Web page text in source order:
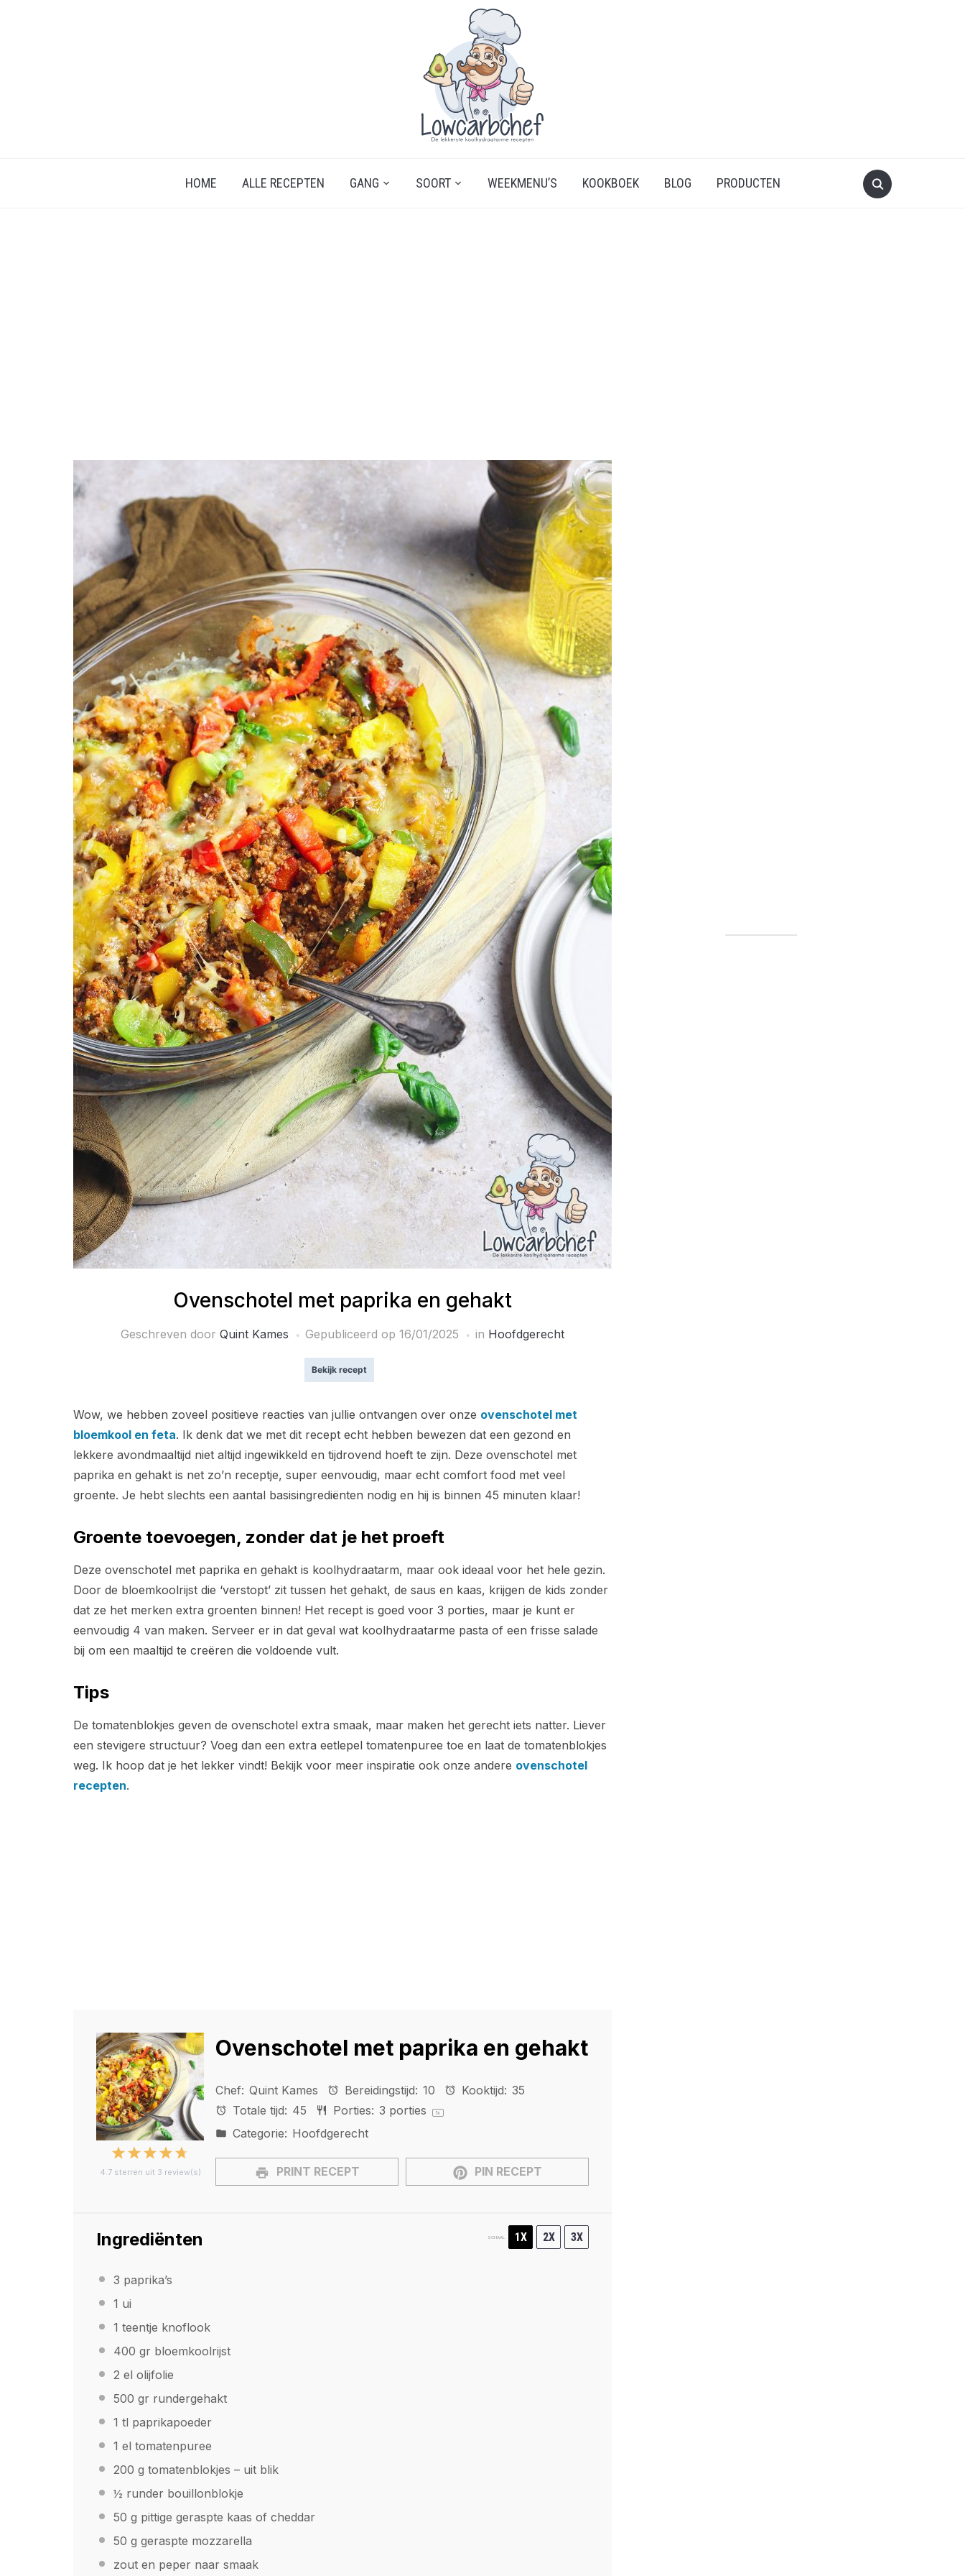
HOME ALLE RECEPTEN GANG SOORT WEEKMENU’S KOOKBOEK BLOG PRODUCTEN
Ovenschotel met paprika en gehakt
Geschreven door Quint Kames Gepubliceerd op 16/01/2025 in Hoofdgerecht
Bekijk recept
Wow, we hebben zoveel positieve reacties van jullie ontvangen over onze ovenschotel met
bloemkool en feta. Ik denk dat we met dit recept echt hebben bewezen dat een gezond en
lekkere avondmaaltijd niet altijd ingewikkeld en tijdrovend hoeft te zijn. Deze ovenschotel met
paprika en gehakt is net zo’n receptje, super eenvoudig, maar echt comfort food met veel
groente. Je hebt slechts een aantal basisingrediënten nodig en hij is binnen 45 minuten klaar!
Groente toevoegen, zonder dat je het proeft
Deze ovenschotel met paprika en gehakt is koolhydraatarm, maar ook ideaal voor het hele gezin.
Door de bloemkoolrijst die ‘verstopt’ zit tussen het gehakt, de saus en kaas, krijgen de kids zonder
dat ze het merken extra groenten binnen! Het recept is goed voor 3 porties, maar je kunt er
eenvoudig 4 van maken. Serveer er in dat geval wat koolhydraatarme pasta of een frisse salade
bij om een maaltijd te creëren die voldoende vult.
Tips
De tomatenblokjes geven de ovenschotel extra smaak, maar maken het gerecht iets natter. Liever
een stevigere structuur? Voeg dan een extra eetlepel tomatenpuree toe en laat de tomatenblokjes
weg. Ik hoop dat je het lekker vindt! Bekijk voor meer inspiratie ook onze andere ovenschotel
recepten.
Ovenschotel met paprika en gehakt
5
Stars
4
Stars
3
Stars
2
Stars
1
Star
4.7sterren uit 3 review(s)
Chef: Quint Kames Bereidingstijd: 10 Kooktijd: 35
Totale tijd: 45 Porties: 3 porties 1x
Categorie: Hoofdgerecht
PRINT RECEPT PIN RECEPT
Ingrediënten SCHAAL 1X 2X 3X
3 paprika’s
1 ui
1 teentje knoflook
400 gr bloemkoolrijst
2 el olijfolie
500 gr rundergehakt
1 tl paprikapoeder
1 el tomatenpuree
200 g tomatenblokjes – uit blik
½ runder bouillonblokje
50 g pittige geraspte kaas of cheddar
50 g geraspte mozzarella
zout en peper naar smaak